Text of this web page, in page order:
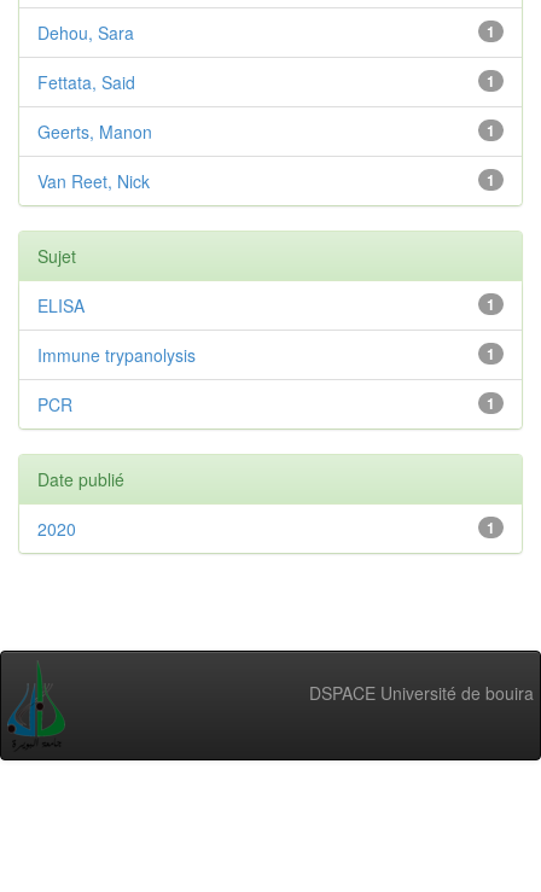
1
Dehou, Sara
1
Fettata, Said
1
Geerts, Manon
1
Van Reet, Nick
Sujet
1
ELISA
1
Immune trypanolysis
1
PCR
Date publié
1
2020
DSPACE Université de bouira